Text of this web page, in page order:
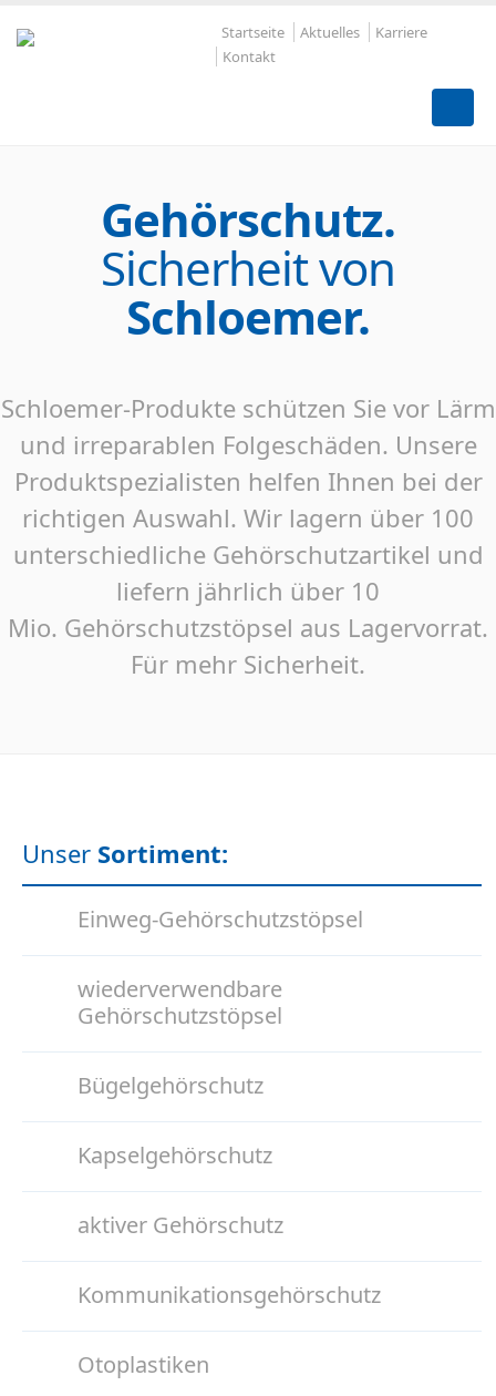
Startseite Aktuelles
Karriere
Kontakt
Gehörschutz.
Sicherheit von
Schloemer.
Schloemer-Produkte schützen Sie vor Lärm
und irreparablen Folgeschäden. Unsere
Produktspezialisten helfen Ihnen bei der
richtigen Auswahl. Wir lagern über 100
unterschiedliche Gehörschutzartikel und
liefern jährlich über 10
Mio. Gehörschutzstöpsel aus Lagervorrat.
Für mehr Sicherheit.
Unser Sortiment:
Einweg-Gehörschutzstöpsel
wiederverwendbare
Gehörschutzstöpsel
Bügelgehörschutz
Kapselgehörschutz
aktiver Gehörschutz
Kommunikationsgehörschutz
Otoplastiken